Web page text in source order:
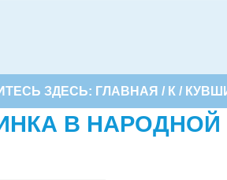
ЗДЕСЬ: ГЛАВНАЯ / К /
В